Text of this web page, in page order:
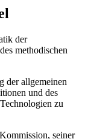
der
methodischen
der allgemeinen
und des
zu
seiner